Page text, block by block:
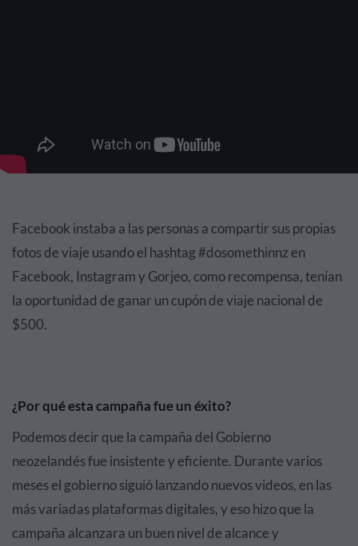
Facebook instaba a las personas a compartir sus propias
fotos de viaje usando el hashtag #dosomethinnz en
Facebook, Instagram y Gorjeo, como recompensa, tenían
la oportunidad de ganar un cupón de viaje nacional de
$500.
¿Por qué esta campaña fue un éxito?
Podemos decir que la campaña del Gobierno
neozelandés fue insistente y eficiente. Durante varios
meses el gobierno siguió lanzando nuevos videos, en las
más variadas plataformas digitales, y eso hizo que la
campaña alcanzara un buen nivel de alcance y